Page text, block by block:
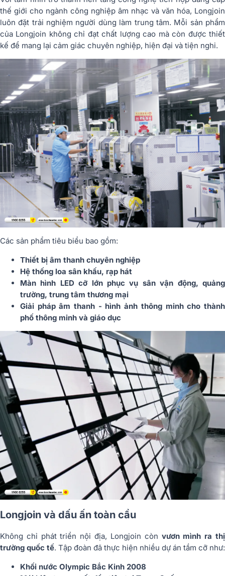
thế giới cho ngành công nghiệp âm nhạc và văn hóa, Longjoin
luôn đặt trải nghiệm người dùng làm trung tâm. Mỗi sản phẩm
của Longjoin không chỉ đạt chất lượng cao mà còn được thiết
kế để mang lại cảm giác chuyên nghiệp, hiện đại và tiện nghi.
Các sản phẩm tiêu biểu bao gồm:
Thiết bị âm thanh chuyên nghiệp
Hệ thống loa sân khấu, rạp hát
Màn hình LED cỡ lớn phục vụ sân vận động, quảng
trường, trung tâm thương mại
Giải pháp âm thanh - hình ảnh thông minh cho thành
phố thông minh và giáo dục
Longjoin và dấu ấn toàn cầu
Không chỉ phát triển nội địa, Longjoin còn vươn mình ra thị
trường quốc tế. Tập đoàn đã thực hiện nhiều dự án tầm cỡ như:
Khối nước Olympic Bắc Kinh 2008